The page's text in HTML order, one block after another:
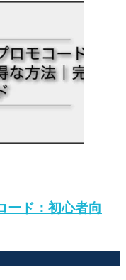
ード：初心者向